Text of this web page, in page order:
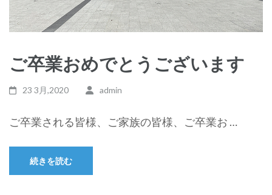
ご卒業おめでとうございます
23 3月,2020 admin
ご卒業される皆様、ご家族の皆様、ご卒業お …
続きを読む